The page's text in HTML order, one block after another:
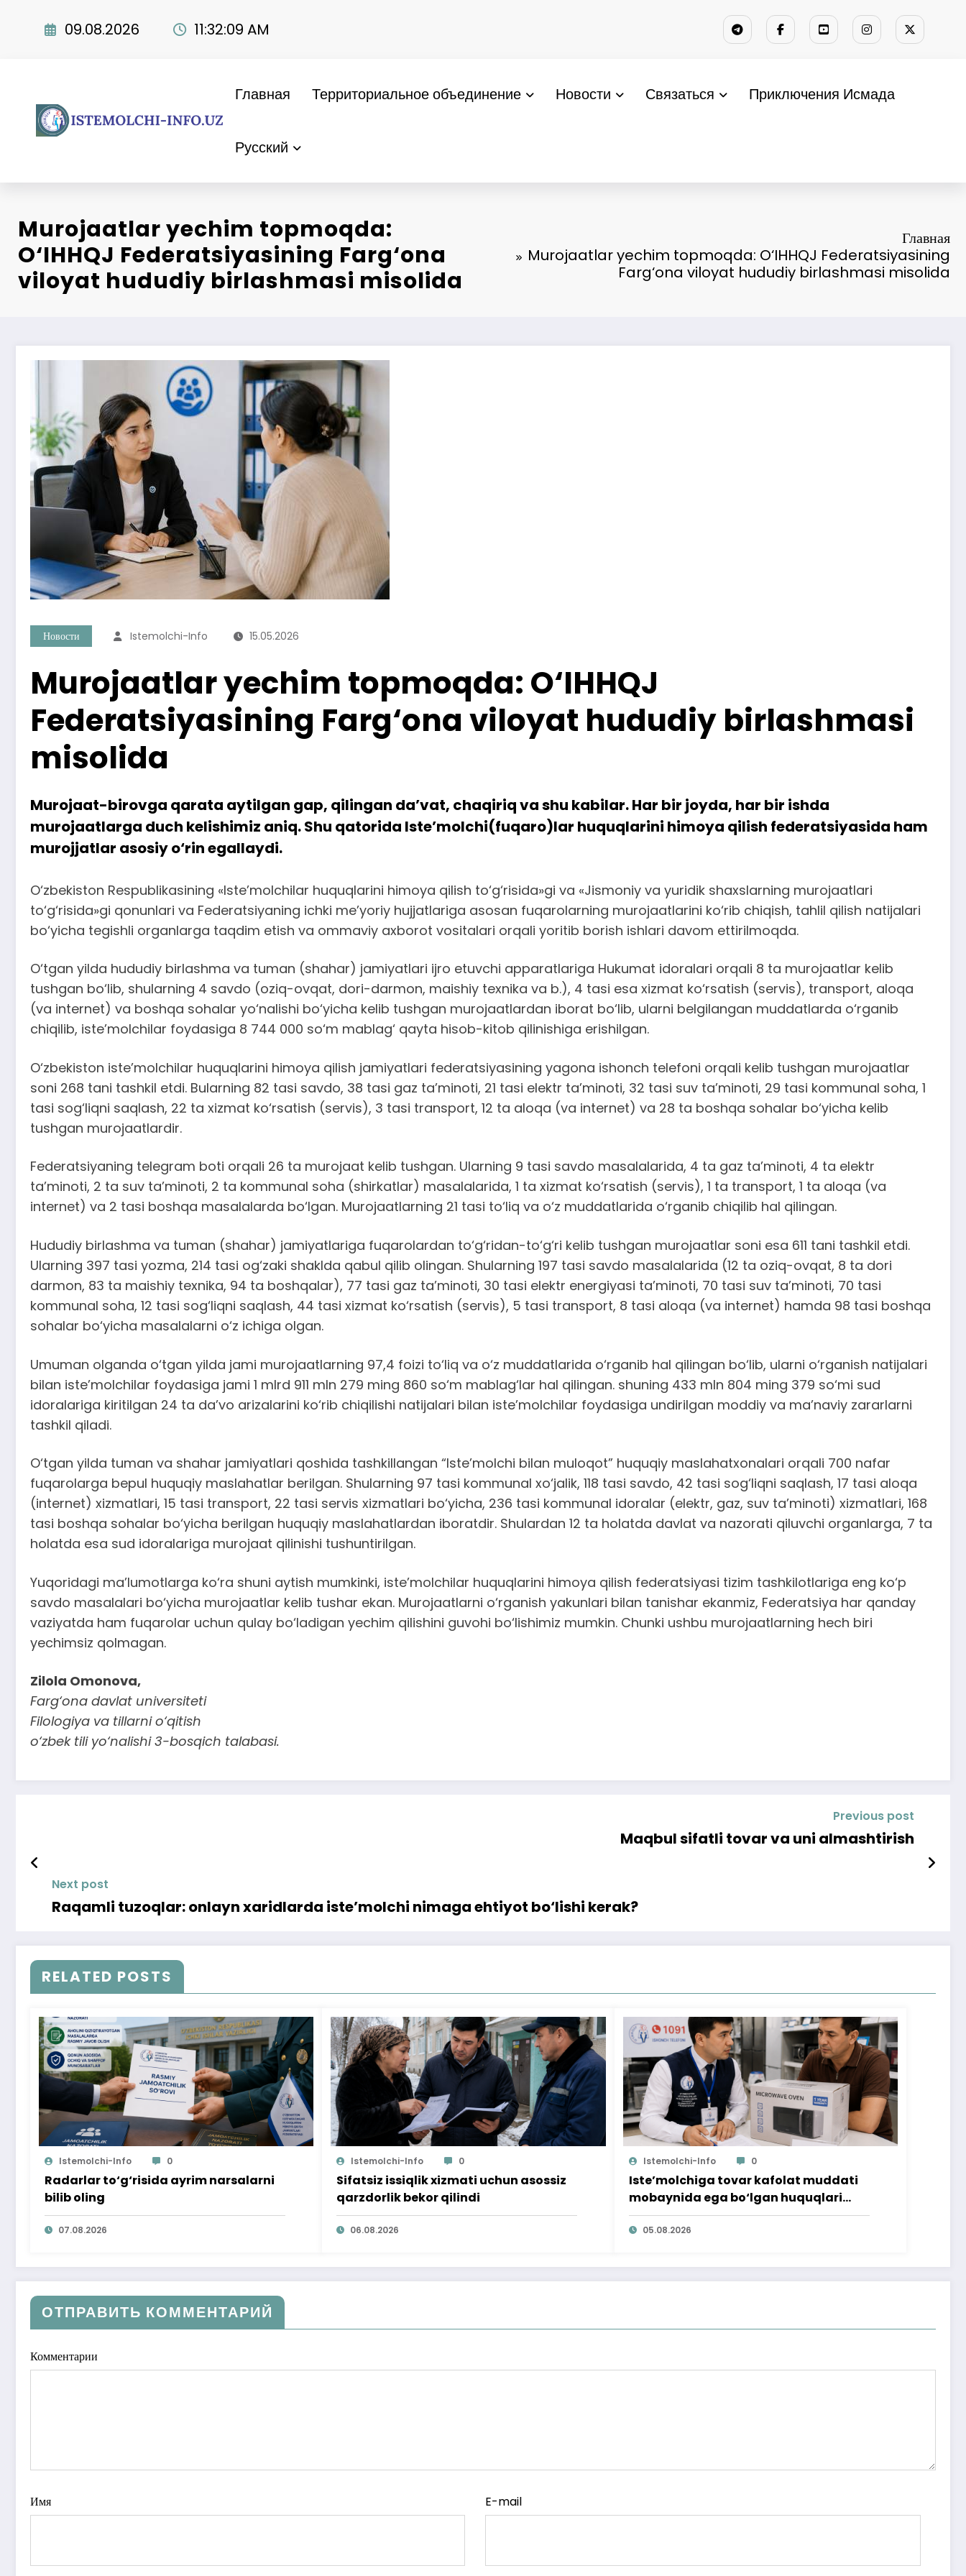
09.08.2026 11:32:10 AM
Главная Территориальное объединение Новости Связаться Приключения Исмада
Русский
Murojaatlar yechim topmoqda:
O‘IHHQJ Federatsiyasining Farg‘ona
viloyat hududiy birlashmasi misolida
Главная
Murojaatlar yechim topmoqda: O‘IHHQJ Federatsiyasining
Farg‘ona viloyat hududiy birlashmasi misolida
Новости Istemolchi-Info 15.05.2026
Murojaatlar yechim topmoqda: O‘IHHQJ
Federatsiyasining Farg‘ona viloyat hududiy birlashmasi
misolida
Murojaat-birovga qarata aytilgan gap, qilingan da’vat, chaqiriq va shu kabilar. Har bir joyda, har bir ishda
murojaatlarga duch kelishimiz aniq. Shu qatorida Iste’molchi(fuqaro)lar huquqlarini himoya qilish federatsiyasida ham
murojjatlar asosiy o‘rin egallaydi.
O‘zbekiston Respublikasining «Iste’molchilar huquqlarini himoya qilish to‘g‘risida»gi va «Jismoniy va yuridik shaxslarning murojaatlari
to‘g‘risida»gi qonunlari va Federatsiyaning ichki me’yoriy hujjatlariga asosan fuqarolarning murojaatlarini ko‘rib chiqish, tahlil qilish natijalari
bo‘yicha tegishli organlarga taqdim etish va ommaviy axborot vositalari orqali yoritib borish ishlari davom ettirilmoqda.
O‘tgan yilda hududiy birlashma va tuman (shahar) jamiyatlari ijro etuvchi apparatlariga Hukumat idoralari orqali 8 ta murojaatlar kelib
tushgan bo‘lib, shularning 4 savdo (oziq-ovqat, dori-darmon, maishiy texnika va b.), 4 tasi esa xizmat ko‘rsatish (servis), transport, aloqa
(va internet) va boshqa sohalar yo‘nalishi bo‘yicha kelib tushgan murojaatlardan iborat bo‘lib, ularni belgilangan muddatlarda o‘rganib
chiqilib, iste’molchilar foydasiga 8 744 000 so‘m mablag‘ qayta hisob-kitob qilinishiga erishilgan.
O‘zbekiston iste’molchilar huquqlarini himoya qilish jamiyatlari federatsiyasining yagona ishonch telefoni orqali kelib tushgan murojaatlar
soni 268 tani tashkil etdi. Bularning 82 tasi savdo, 38 tasi gaz ta’minoti, 21 tasi elektr ta’minoti, 32 tasi suv ta’minoti, 29 tasi kommunal soha, 1
tasi sog‘liqni saqlash, 22 ta xizmat ko‘rsatish (servis), 3 tasi transport, 12 ta aloqa (va internet) va 28 ta boshqa sohalar bo‘yicha kelib
tushgan murojaatlardir.
Federatsiyaning telegram boti orqali 26 ta murojaat kelib tushgan. Ularning 9 tasi savdo masalalarida, 4 ta gaz ta’minoti, 4 ta elektr
ta’minoti, 2 ta suv ta’minoti, 2 ta kommunal soha (shirkatlar) masalalarida, 1 ta xizmat ko‘rsatish (servis), 1 ta transport, 1 ta aloqa (va
internet) va 2 tasi boshqa masalalarda bo‘lgan. Murojaatlarning 21 tasi to‘liq va o‘z muddatlarida o‘rganib chiqilib hal qilingan.
Hududiy birlashma va tuman (shahar) jamiyatlariga fuqarolardan to‘g‘ridan-to‘g‘ri kelib tushgan murojaatlar soni esa 611 tani tashkil etdi.
Ularning 397 tasi yozma, 214 tasi og‘zaki shaklda qabul qilib olingan. Shularning 197 tasi savdo masalalarida (12 ta oziq-ovqat, 8 ta dori
darmon, 83 ta maishiy texnika, 94 ta boshqalar), 77 tasi gaz ta’minoti, 30 tasi elektr energiyasi ta’minoti, 70 tasi suv ta’minoti, 70 tasi
kommunal soha, 12 tasi sog‘liqni saqlash, 44 tasi xizmat ko‘rsatish (servis), 5 tasi transport, 8 tasi aloqa (va internet) hamda 98 tasi boshqa
sohalar bo‘yicha masalalarni o‘z ichiga olgan.
Umuman olganda o‘tgan yilda jami murojaatlarning 97,4 foizi to‘liq va o‘z muddatlarida o‘rganib hal qilingan bo‘lib, ularni o‘rganish natijalari
bilan iste’molchilar foydasiga jami 1 mlrd 911 mln 279 ming 860 so‘m mablag‘lar hal qilingan. shuning 433 mln 804 ming 379 so‘mi sud
idoralariga kiritilgan 24 ta da’vo arizalarini ko‘rib chiqilishi natijalari bilan iste’molchilar foydasiga undirilgan moddiy va ma’naviy zararlarni
tashkil qiladi.
O‘tgan yilda tuman va shahar jamiyatlari qoshida tashkillangan “Iste’molchi bilan muloqot” huquqiy maslahatxonalari orqali 700 nafar
fuqarolarga bepul huquqiy maslahatlar berilgan. Shularning 97 tasi kommunal xo‘jalik, 118 tasi savdo, 42 tasi sog‘liqni saqlash, 17 tasi aloqa
(internet) xizmatlari, 15 tasi transport, 22 tasi servis xizmatlari bo‘yicha, 236 tasi kommunal idoralar (elektr, gaz, suv ta’minoti) xizmatlari, 168
tasi boshqa sohalar bo‘yicha berilgan huquqiy maslahatlardan iboratdir. Shulardan 12 ta holatda davlat va nazorati qiluvchi organlarga, 7 ta
holatda esa sud idoralariga murojaat qilinishi tushuntirilgan.
Yuqoridagi ma’lumotlarga ko‘ra shuni aytish mumkinki, iste’molchilar huquqlarini himoya qilish federatsiyasi tizim tashkilotlariga eng ko‘p
savdo masalalari bo‘yicha murojaatlar kelib tushar ekan. Murojaatlarni o‘rganish yakunlari bilan tanishar ekanmiz, Federatsiya har qanday
vaziyatda ham fuqarolar uchun qulay bo‘ladigan yechim qilishini guvohi bo‘lishimiz mumkin. Chunki ushbu murojaatlarning hech biri
yechimsiz qolmagan.
Zilola Omonova,
Farg‘ona davlat universiteti
Filologiya va tillarni o‘qitish
o‘zbek tili yo‘nalishi 3-bosqich talabasi.
Previous post
Maqbul sifatli tovar va uni almashtirish
Next post
Raqamli tuzoqlar: onlayn xaridlarda iste’molchi nimaga ehtiyot bo‘lishi kerak?
RELATED POSTS
Istemolchi-Info 0
Radarlar to‘g‘risida ayrim narsalarni
bilib oling
07.08.2026
Istemolchi-Info 0
Sifatsiz issiqlik xizmati uchun asossiz
qarzdorlik bekor qilindi
06.08.2026
Istemolchi-Info 0
Iste’molchiga tovar kafolat muddati
mobaynida ega bo‘lgan huquqlari
ta’minlab berildi
05.08.2026
ОТПРАВИТЬ КОММЕНТАРИЙ
Комментарии
Имя E-mail